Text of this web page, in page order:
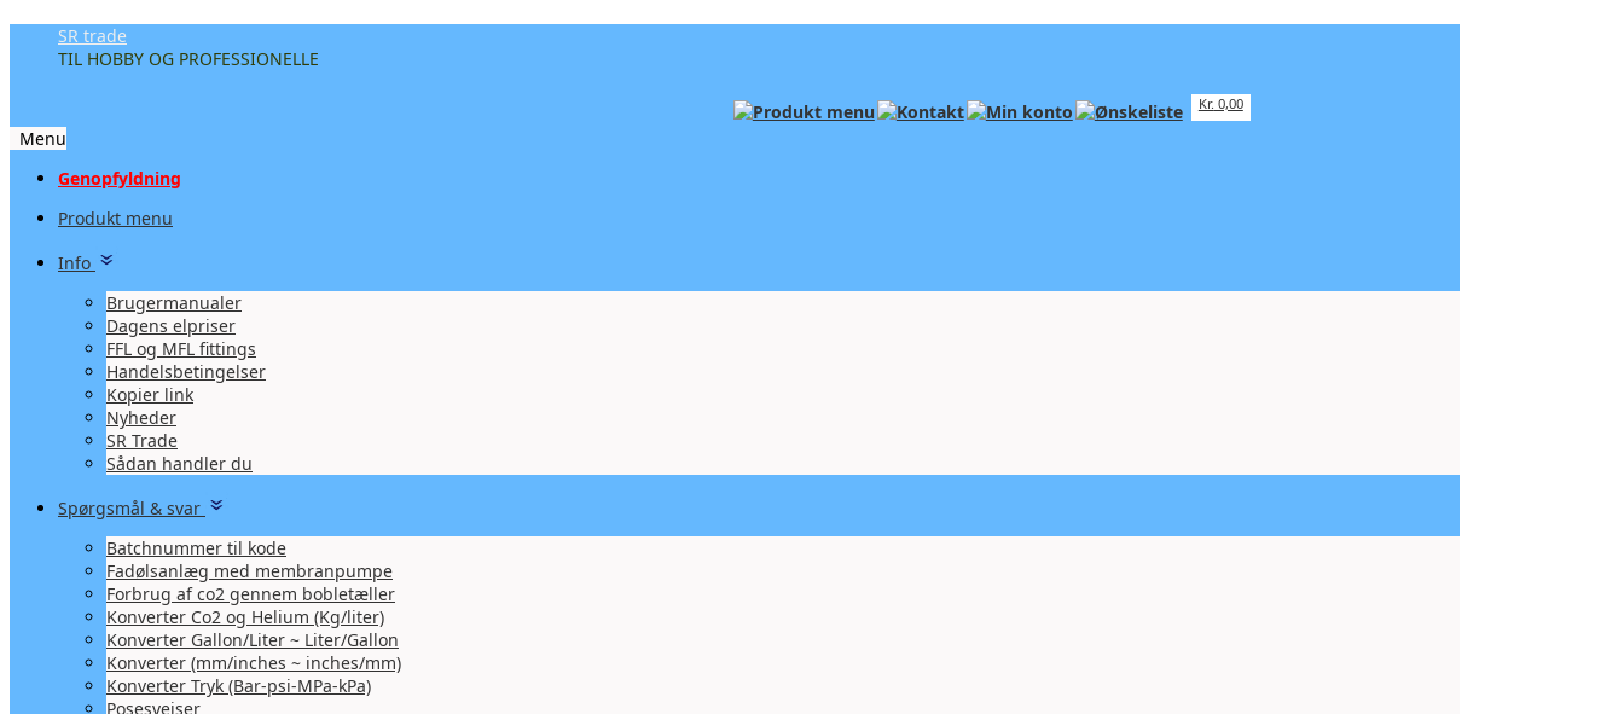
Kr. 0,00
SR trade
TIL HOBBY OG PROFESSIONELLE
Menu
Videre
indhold
Genopfyldning
Produkt menu
Info
Brugermanualer
Dagens elpriser
FFL og MFL fittings
Handelsbetingelser
Kopier link
Nyheder
SR Trade
Sådan handler du
Spørgsmål & svar
Batchnummer til kode
Fadølsanlæg med membranpumpe
Forbrug af co2 gennem bobletæller
Konverter Co2 og Helium (Kg/liter)
Konverter Gallon/Liter ~ Liter/Gallon
Konverter (mm/inches ~ inches/mm)
Konverter Tryk (Bar-psi-MPa-kPa)
Posesvejser